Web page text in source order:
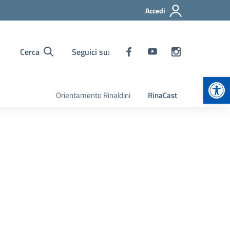
Accedi
Cerca Seguici su:
Orientamento Rinaldini RinaCast